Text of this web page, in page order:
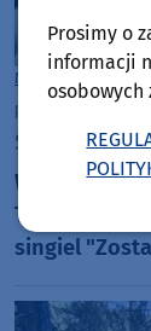
Muzyka Gmina
piątek, 3 kwietnia
Siła
Wojtek
Tucholskich
singiel
Prosimy o
informacji
osobowych